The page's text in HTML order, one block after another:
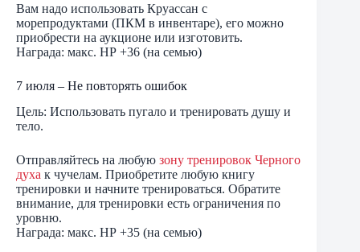
Вам надо использовать Круассан с
морепродуктами (ПКМ в инвентаре), его можно
приобрести на аукционе или изготовить.
Награда: макс. НР +36 (на семью)
7 июля – Не повторять ошибок
Цель: Использовать пугало и тренировать душу и
тело.
Отправляйтесь на любую зону тренировок Черного
духа к чучелам. Приобретите любую книгу
тренировки и начните тренироваться. Обратите
внимание, для тренировки есть ограничения по
уровню.
Награда: макс. НР +35 (на семью)